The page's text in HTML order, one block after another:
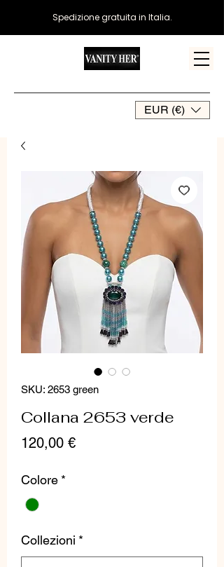
EUR (€)
Spedizione gratuita in Italia.
SKU: 2653 green
Collana 2653 verde
120,00 €Prezzo
Colore *
Collezioni *